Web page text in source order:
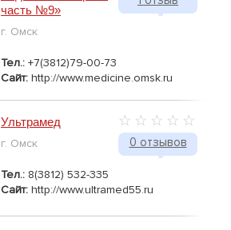
часть №9»
г. Омск
Тел.: +7(3812)79-00-73
Сайт: http://www.medicine.omsk.ru
0 отзывов
Ультрамед
г. Омск
Тел.: 8(3812) 532-335
Сайт: http://www.ultramed55.ru